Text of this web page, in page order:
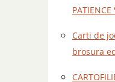
Carti de
brosura